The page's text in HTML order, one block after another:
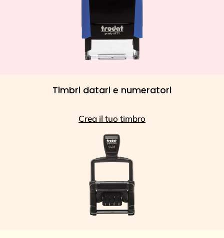
Timbri datari e numeratori
Crea il tuo timbro